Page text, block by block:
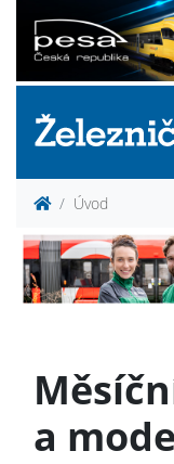
Úvod
a